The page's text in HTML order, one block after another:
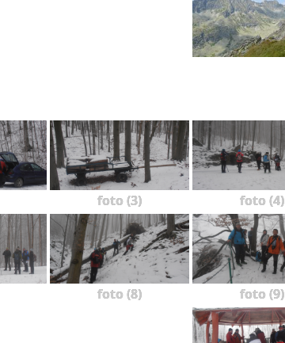
foto (3) foto (4)
foto (8) foto (9)